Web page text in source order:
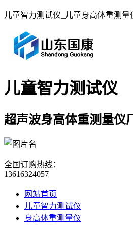
儿童智力测试仪_儿童身高体重测
儿童智力测试仪
超声波身高体重测量仪
全国订购热线：
13616324057
网站首页
儿童智力测试仪
身高体重测量仪